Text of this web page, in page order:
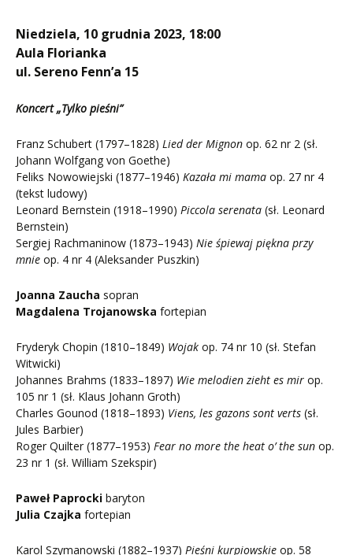
Niedziela, 10 grudnia 2023, 18:00
Aula Florianka
ul. Sereno Fenn’a 15
Koncert „Tylko pieśni”
Franz Schubert (1797–1828) Lied der Mignon op. 62 nr 2 (sł.
Johann Wolfgang von Goethe)
Feliks Nowowiejski (1877–1946) Kazała mi mama op. 27 nr 4
(tekst ludowy)
Leonard Bernstein (1918–1990) Piccola serenata (sł. Leonard
Bernstein)
Sergiej Rachmaninow (1873–1943) Nie śpiewaj piękna przy
mnie op. 4 nr 4 (Aleksander Puszkin)
Joanna Zaucha sopran
Magdalena Trojanowska fortepian
Fryderyk Chopin (1810–1849) Wojak op. 74 nr 10 (sł. Stefan
Witwicki)
Johannes Brahms (1833–1897) Wie melodien zieht es mir op.
105 nr 1 (sł. Klaus Johann Groth)
Charles Gounod (1818–1893) Viens, les gazons sont verts (sł.
Jules Barbier)
Roger Quilter (1877–1953) Fear no more the heat o’ the sun op.
23 nr 1 (sł. William Szekspir)
Paweł Paprocki baryton
Julia Czajka fortepian
Karol Szymanowski (1882–1937) Pieśni kurpiowskie op. 58